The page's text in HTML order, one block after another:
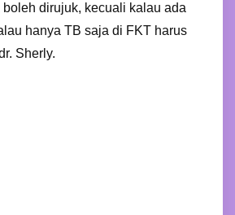
dirujuk, kecuali kalau ada
hanya TB saja di FKT harus
Sherly.